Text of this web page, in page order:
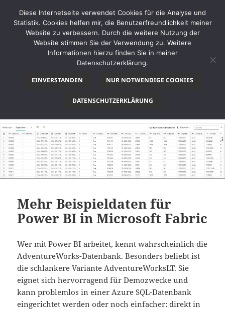
SQL
Mehr Beispieldaten für
Power BI in Microsoft Fabric
Wer mit Power BI arbeitet, kennt wahrscheinlich die
AdventureWorks-Datenbank. Besonders beliebt ist
die schlankere Variante AdventureWorksLT. Sie
eignet sich hervorragend für Demozwecke und
kann problemlos in einer Azure SQL-Datenbank
eingerichtet werden oder noch einfacher: direkt in
Diese Internetseite verwendet Cookies für die Analyse und
Statistik. Cookies helfen mir, die Benutzerfreundlichkeit meiner
Website zu verbessern. Durch die weitere Nutzung der
Website stimmen Sie der Verwendung zu. Weitere
Informationen hierzu finden Sie in meiner
Datenschutzerklärung.
EINVERSTANDEN NUR NOTWENDIGE COOKIES
DATENSCHUTZERKLÄRUNG